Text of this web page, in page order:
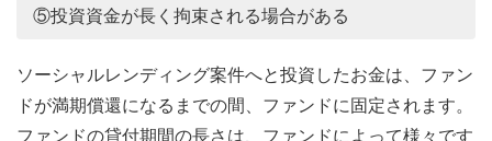
⑤投資資金が長く拘束される場合がある
ソーシャルレンディング案件へと投資したお金は、ファン
ドが満期償還になるまでの間、ファンドに固定されます。
ファンドの貸付期間の長さは、ファンドによって様々です